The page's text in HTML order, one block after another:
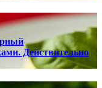
Действительно